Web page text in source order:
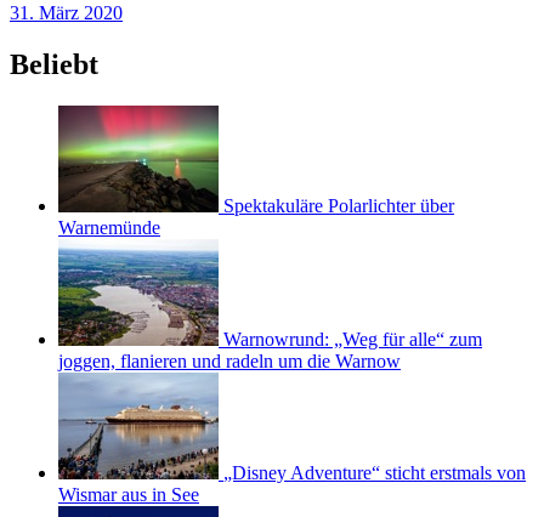
31. März 2020
Beliebt
Spektakuläre Polarlichter über
Warnemünde
Warnowrund: „Weg für alle“ zum
joggen, flanieren und radeln um die Warnow
„Disney Adventure“ sticht erstmals von
Wismar aus in See